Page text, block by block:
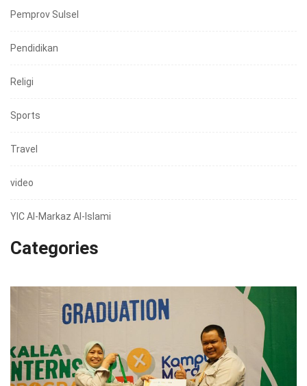
Pemprov Sulsel
Pendidikan
Religi
Sports
Travel
video
YIC Al-Markaz Al-Islami
Categories